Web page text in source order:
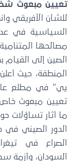
تعيين مبعوث
للشأن الأفريقي
السياسية في
مصالحها
الصين إلى
المنطقة، حيث
تعيين مبعوث خاص
ما أثار تساؤلات
الدور الصيني في
الصراع في
السودان، وأزمة سد